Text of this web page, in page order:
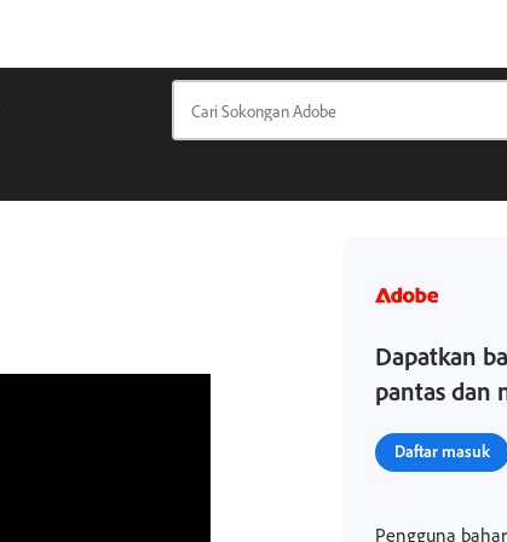
Dapatkan
pantas dan
Daftar masuk
Pengguna